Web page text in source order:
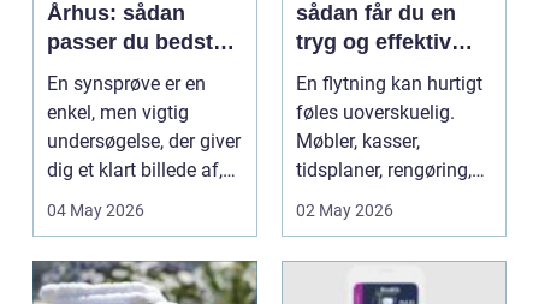
Århus: sådan
passer du bedst
på dit syn
En synsprøve er en
enkel, men vigtig
undersøgelse, der giver
dig et klart billede af,
hvordan dine ø...
04 May 2026
sådan får du en
tryg og effektiv
flytning
En flytning kan hurtigt
føles uoverskuelig.
Møbler, kasser,
tidsplaner, rengøring,
02 May 2026